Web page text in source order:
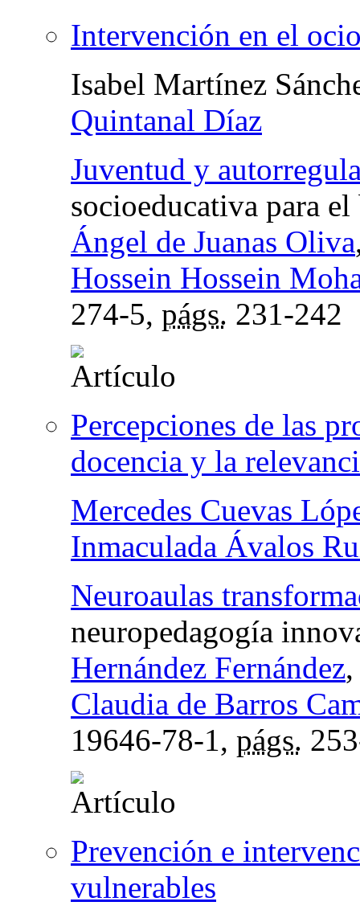
Intervención en el
Isabel Martínez
Quintanal Díaz
Juventud y
socioeducativa para
Ángel de Juanas Oliva
Hossein Hossein
274-5, págs. 231-242
Percepciones de las
docencia y la
Mercedes Cuevas
Inmaculada Ávalos
Neuroaulas
neuropedagogía
Hernández Fernández
Claudia de Barros
19646-78-1, págs.
Prevención e
vulnerables